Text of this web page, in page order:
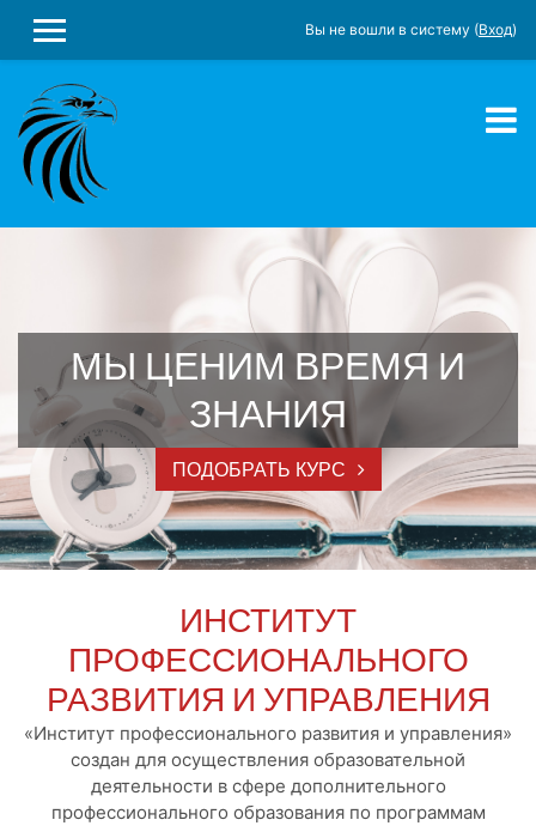
БОКОВАЯ ПАНЕЛЬ
Вы не вошли в систему (Вход)
МЫ ЦЕНИМ ВРЕМЯ И
ЗНАНИЯ
ПОДОБРАТЬ КУРС
ИНСТИТУТ
ПРОФЕССИОНАЛЬНОГО
РАЗВИТИЯ И УПРАВЛЕНИЯ
«Институт профессионального развития и управления»
создан для осуществления образовательной
деятельности в сфере дополнительного
профессионального образования по программам